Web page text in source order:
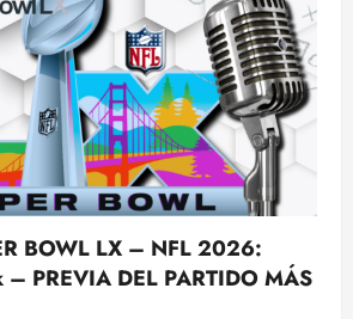
BOWL LX – NFL 2026:
PREVIA DEL PARTIDO MÁS